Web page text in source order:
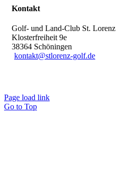
Kontakt
Golf- und Land-Club St. Lorenz
Klosterfreiheit 9e
38364 Schöningen
kontakt@stlorenz-golf.de
Page load link
Go to Top